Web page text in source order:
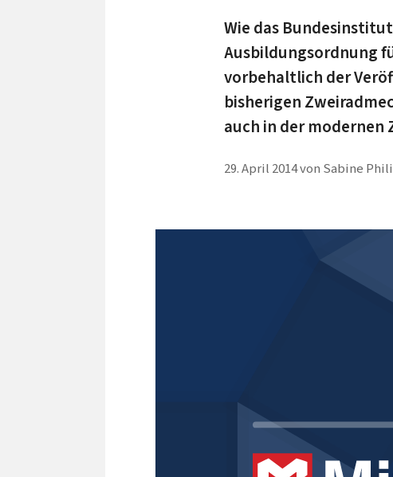
Wie das
Ausbildungsordnung
vorbehaltlich der
bisherigen
auch in der
29. April 2014von Sabine